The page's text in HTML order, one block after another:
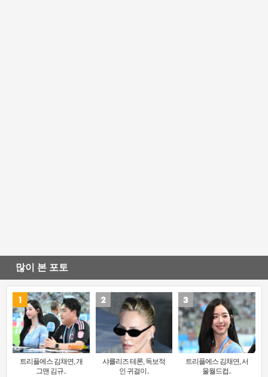
많이 본 포토
트리플에스 김채연, 개
그맨 김규..
샤를리즈 테론, 독보적
인 귀걸이..
트리플에스 김채연, 서
울월드컵..